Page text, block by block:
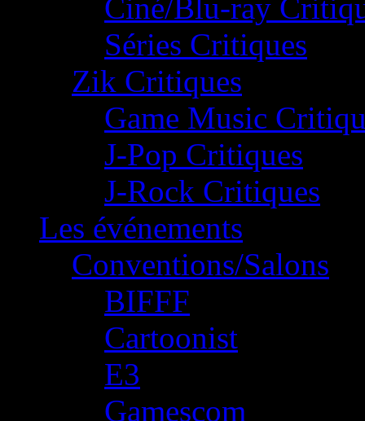
Ciné/Blu-ray
Séries Critiques
Zik Critiques
Game Music
J-Pop Critiques
J-Rock Critiques
Les événements
Conventions/Salons
BIFFF
Cartoonist
E3
Gamescom